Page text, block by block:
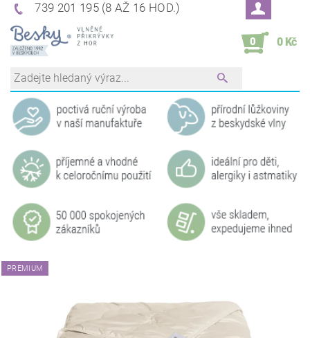
739 201 195 (8 AŽ 16 HOD.)
0 0 Kč
PREMIUM